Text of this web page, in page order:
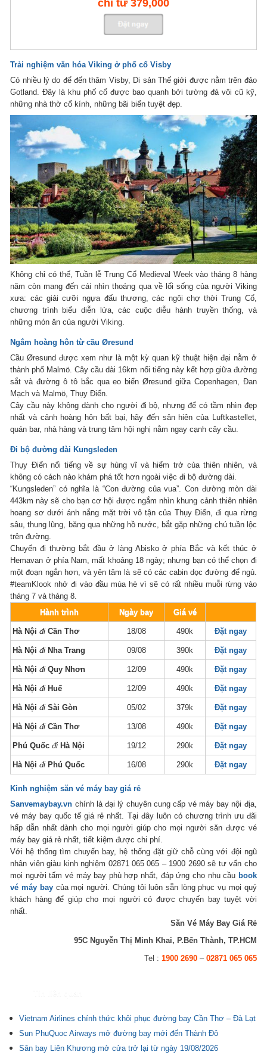
chỉ từ 379,000
Trải nghiệm văn hóa Viking ở phố cổ Visby
Có nhiều lý do để đến thăm Visby, Di sản Thế giới được nằm trên đảo
Gotland. Đây là khu phố cổ được bao quanh bởi tường đá vôi cũ kỹ,
những nhà thờ cổ kính, những bãi biển tuyệt đẹp.
Không chỉ có thế, Tuần lễ Trung Cổ Medieval Week vào tháng 8 hàng
năm còn mang đến cái nhìn thoáng qua về lối sống của người Viking
xưa: các giải cưỡi ngựa đấu thương, các ngôi chợ thời Trung Cổ,
chương trình biểu diễn lửa, các cuộc diễu hành truyền thống, và
những món ăn của người Viking.
Ngắm hoàng hôn từ cầu Øresund
Cầu Øresund được xem như là một kỳ quan kỹ thuật hiện đại nằm ở
thành phố Malmö. Cây cầu dài 16km nổi tiếng này kết hợp giữa đường
sắt và đường ô tô bắc qua eo biển Øresund giữa Copenhagen, Đan
Mạch và Malmö, Thụy Điển.
Cây cầu này không dành cho người đi bộ, nhưng để có tầm nhìn đẹp
nhất và cảnh hoàng hôn bất bại, hãy đến sân hiên của Luftkastellet,
quán bar, nhà hàng và trung tâm hội nghị nằm ngay cạnh cây cầu.
Đi bộ đường dài Kungsleden
Thụy Điển nổi tiếng về sự hùng vĩ và hiểm trở của thiên nhiên, và
không có cách nào khám phá tốt hơn ngoài việc đi bộ đường dài.
“Kungsleden” có nghĩa là “Con đường của vua”. Con đường mòn dài
443km này sẽ cho bạn cơ hội được ngắm nhìn khung cảnh thiên nhiên
hoang sơ dưới ánh nắng mặt trời vô tận của Thụy Điển, đi qua rừng
sâu, thung lũng, băng qua những hồ nước, bắt gặp những chú tuần lộc
trên đường.
Chuyến đi thường bắt đầu ở làng Abisko ở phía Bắc và kết thúc ở
Hemavan ở phía Nam, mất khoảng 18 ngày; nhưng bạn có thể chọn đi
một đoạn ngắn hơn, và yên tâm là sẽ có các cabin dọc đường để ngủ.
#teamKlook nhớ đi vào đầu mùa hè vì sẽ có rất nhiều muỗi rừng vào
tháng 7 và tháng 8.
Hành trình
Ngày bay Giá vé
Hà Nộiđi Cần Thơ 18/08 490k Đặt ngay
Hà Nộiđi Nha Trang 09/08 390k Đặt ngay
Hà Nộiđi Quy Nhơn 12/09 490k Đặt ngay
Hà Nộiđi Huế 12/09 490k Đặt ngay
Hà Nộiđi Sài Gòn 05/02 379k Đặt ngay
Hà Nộiđi Cần Thơ 13/08 490k Đặt ngay
Phú Quốcđi Hà Nội 19/12 290k Đặt ngay
Hà Nộiđi Phú Quốc 16/08 290k Đặt ngay
Kinh nghiệm săn vé máy bay giá rẻ
Sanvemaybay.vn chính là đại lý chuyên cung cấp vé máy bay nội địa,
vé máy bay quốc tế giá rẻ nhất. Tại đây luôn có chương trình ưu đãi
hấp dẫn nhất dành cho mọi người giúp cho mọi người săn được vé
máy bay giá rẻ nhất, tiết kiệm được chi phí.
Với hệ thống tìm chuyến bay, hệ thống đặt giữ chỗ cùng với đội ngũ
nhân viên giàu kinh nghiệm 02871 065 065 – 1900 2690 sẽ tư vấn cho
mọi người tấm vé máy bay phù hợp nhất, đáp ứng cho nhu cầu book
vé máy baycủa mọi người. Chúng tôi luôn sẵn lòng phục vụ mọi quý
khách hàng để giúp cho mọi người có được chuyến bay tuyệt vời
nhất.
Săn Vé Máy Bay Giá Rẻ
95C Nguyễn Thị Minh Khai, P.Bến Thành, TP.HCM
Tel : 1900 2690– 02871 065 065
Vietnam Airlines chính thức khôi phục đường bay Cần Thơ – Đà Lạt
Sun PhuQuoc Airways mở đường bay mới đến Thành Đô
Sân bay Liên Khương mở cửa trở lại từ ngày 19/08/2026